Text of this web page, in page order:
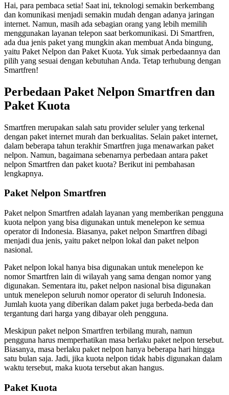
Hai, para pembaca setia! Saat ini, teknologi semakin berkembang
dan komunikasi menjadi semakin mudah dengan adanya jaringan
internet. Namun, masih ada sebagian orang yang lebih memilih
menggunakan layanan telepon saat berkomunikasi. Di Smartfren,
ada dua jenis paket yang mungkin akan membuat Anda bingung,
yaitu Paket Nelpon dan Paket Kuota. Yuk simak perbedaannya dan
pilih yang sesuai dengan kebutuhan Anda. Tetap terhubung dengan
Smartfren!
Perbedaan Paket Nelpon Smartfren dan
Paket Kuota
Smartfren merupakan salah satu provider seluler yang terkenal
dengan paket internet murah dan berkualitas. Selain paket internet,
dalam beberapa tahun terakhir Smartfren juga menawarkan paket
nelpon. Namun, bagaimana sebenarnya perbedaan antara paket
nelpon Smartfren dan paket kuota? Berikut ini pembahasan
lengkapnya.
Paket Nelpon Smartfren
Paket nelpon Smartfren adalah layanan yang memberikan pengguna
kuota nelpon yang bisa digunakan untuk menelepon ke semua
operator di Indonesia. Biasanya, paket nelpon Smartfren dibagi
menjadi dua jenis, yaitu paket nelpon lokal dan paket nelpon
nasional.
Paket nelpon lokal hanya bisa digunakan untuk menelepon ke
nomor Smartfren lain di wilayah yang sama dengan nomor yang
digunakan. Sementara itu, paket nelpon nasional bisa digunakan
untuk menelepon seluruh nomor operator di seluruh Indonesia.
Jumlah kuota yang diberikan dalam paket juga berbeda-beda dan
tergantung dari harga yang dibayar oleh pengguna.
Meskipun paket nelpon Smartfren terbilang murah, namun
pengguna harus memperhatikan masa berlaku paket nelpon tersebut.
Biasanya, masa berlaku paket nelpon hanya beberapa hari hingga
satu bulan saja. Jadi, jika kuota nelpon tidak habis digunakan dalam
waktu tersebut, maka kuota tersebut akan hangus.
Paket Kuota